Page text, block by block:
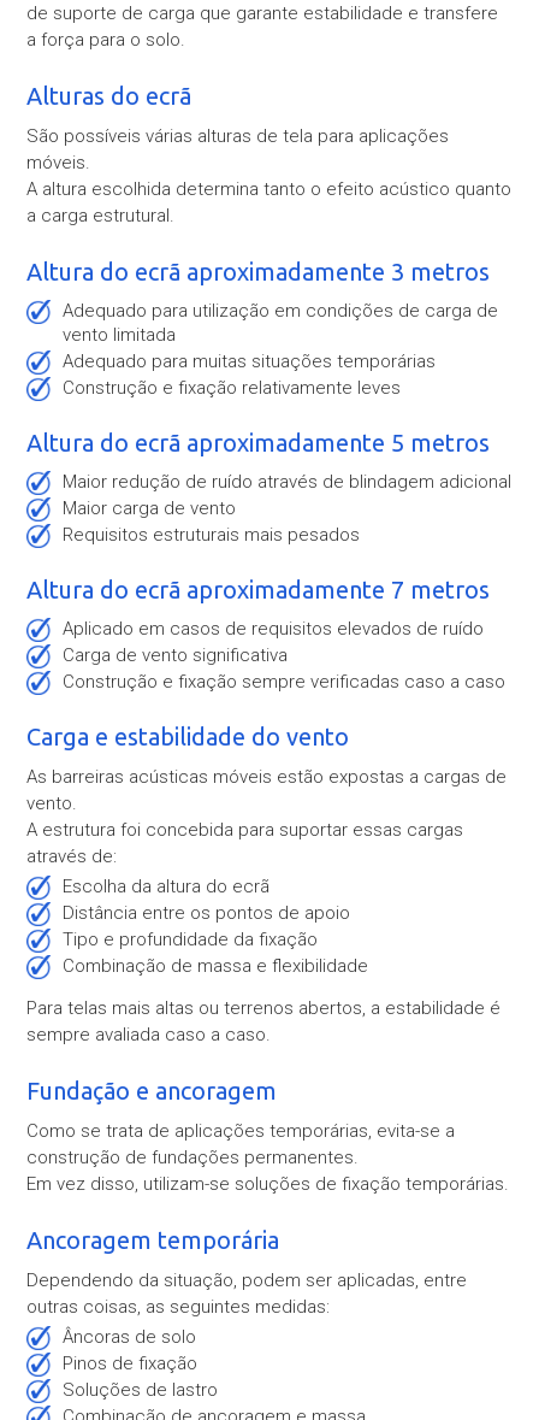
de suporte de carga que garante estabilidade e transfere
a força para o solo.
Alturas do ecrã
São possíveis várias alturas de tela para aplicações
móveis.
A altura escolhida determina tanto o efeito acústico quanto
a carga estrutural.
Altura do ecrã aproximadamente 3 metros
adequado para utilização em condições de carga de
vento limitada
adequado para muitas situações temporárias
construção e fixação relativamente leves
Altura do ecrã aproximadamente 5 metros
maior redução de ruído através de blindagem adicional
maior carga de vento
requisitos estruturais mais pesados
Altura do ecrã aproximadamente 7 metros
aplicado em casos de requisitos elevados de ruído
carga de vento significativa
construção e fixação sempre verificadas caso a caso
Carga e estabilidade do vento
As barreiras acústicas móveis estão expostas a cargas de
vento.
A estrutura foi concebida para suportar essas cargas
através de:
escolha da altura do ecrã
distância entre os pontos de apoio
tipo e profundidade da fixação
combinação de massa e flexibilidade
Para telas mais altas ou terrenos abertos, a estabilidade é
sempre avaliada caso a caso.
Fundação e ancoragem
Como se trata de aplicações temporárias, evita-se a
construção de fundações permanentes.
Em vez disso, utilizam-se soluções de fixação temporárias.
Ancoragem temporária
Dependendo da situação, podem ser aplicadas, entre
outras coisas, as seguintes medidas:
âncoras de solo
pinos de fixação
soluções de lastro